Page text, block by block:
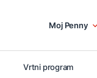
Moj Penny
Vrtni program